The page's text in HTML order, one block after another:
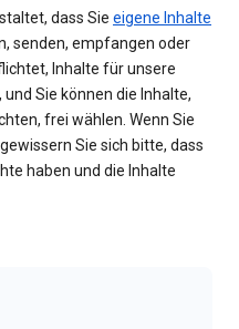
dass Sie eigene Inhalte
senden, empfangen oder
Inhalte für unsere
Sie können die Inhalte,
frei wählen. Wenn Sie
Sie sich bitte, dass
haben und die Inhalte